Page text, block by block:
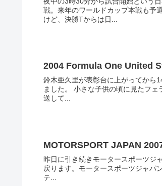
戦。来年のワールドカップ本戦も予
けど、決勝Tからは日...
2004 Formula One United
鈴木亜久里が表彰台に上がってから
ました。 小さな子供の頃に見たフ
送して...
MOTORSPORT JAPAN
昨日に引き続きモータースポーツジャパン2007その3です。 そろそろトゥ
戻ります。モータースポーツジャパ
テ...